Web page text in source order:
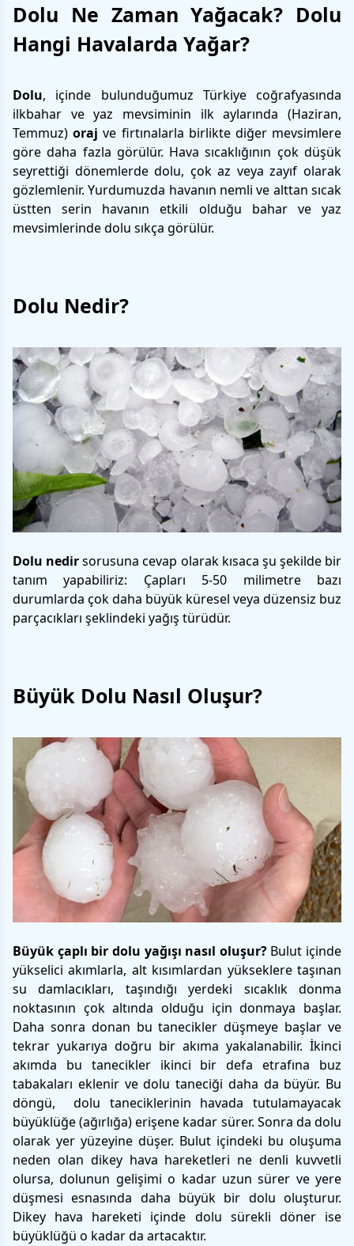
Dolu Ne Zaman Yağacak? Dolu
Hangi Havalarda Yağar?
Dolu, içinde bulunduğumuz Türkiye coğrafyasında
ilkbahar ve yaz mevsiminin ilk aylarında (Haziran,
Temmuz)oraj ve firtınalarla birlikte diğer mevsimlere
göre daha fazla görülür. Hava sıcaklığının çok düşük
seyrettiği dönemlerde dolu, çok az veya zayıf olarak
gözlemlenir. Yurdumuzda havanın nemli ve alttan sıcak
üstten serin havanın etkili olduğu bahar ve yaz
mevsimlerinde dolu sıkça görülür.
Dolu Nedir?
Dolu nedirsorusuna cevap olarak kısaca şu şekilde bir
tanım yapabiliriz: Çapları 5-50 milimetre bazı
durumlarda çok daha büyük küresel veya düzensiz buz
parçacıkları şeklindeki yağış türüdür.
Büyük Dolu Nasıl Oluşur?
Büyük çaplı bir dolu yağışı nasıl oluşur?Bulut içinde
yükselici akımlarla, alt kısımlardan yükseklere taşınan
su damlacıkları, taşındığı yerdeki sıcaklık donma
noktasının çok altında olduğu için donmaya başlar.
Daha sonra donan bu tanecikler düşmeye başlar ve
tekrar yukarıya doğru bir akıma yakalanabilir. İkinci
akımda bu tanecikler ikinci bir defa etrafına buz
tabakaları eklenir ve dolu taneciği daha da büyür. Bu
döngü, dolu taneciklerinin havada tutulamayacak
büyüklüğe (ağırlığa) erişene kadar sürer. Sonra da dolu
olarak yer yüzeyine düşer. Bulut içindeki bu oluşuma
neden olan dikey hava hareketleri ne denli kuvvetli
olursa, dolunun gelişimi o kadar uzun sürer ve yere
düşmesi esnasında daha büyük bir dolu oluşturur.
Dikey hava hareketi içinde dolu sürekli döner ise
büyüklüğü o kadar da artacaktır.